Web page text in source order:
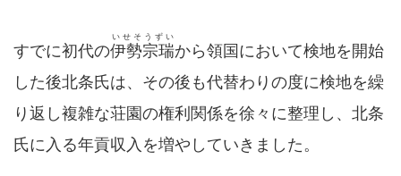
すでに初代の伊勢宗瑞
いせそうずい
から領国において検地を開始
した後北条氏は、その後も代替わりの度に検地を繰
り返し複雑な荘園の権利関係を徐々に整理し、北条
氏に入る年貢収入を増やしていきました。